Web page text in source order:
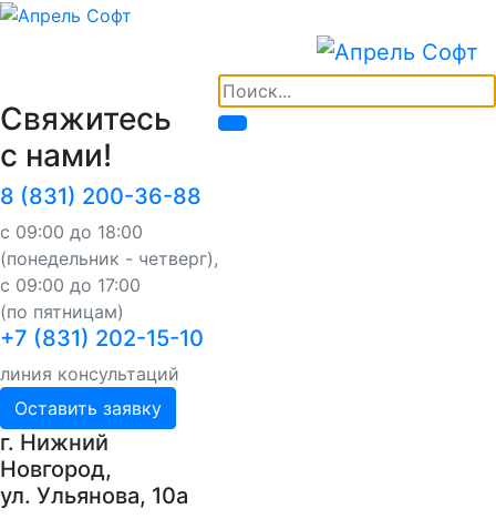
Свяжитесь
с нами!
8 (831) 200-36-88
с 09:00 до 18:00
(понедельник - четверг),
с 09:00 до 17:00
(по пятницам)
+7 (831) 202-15-10
линия консультаций
Оставить заявку
г. Нижний
Новгород,
ул. Ульянова, 10a